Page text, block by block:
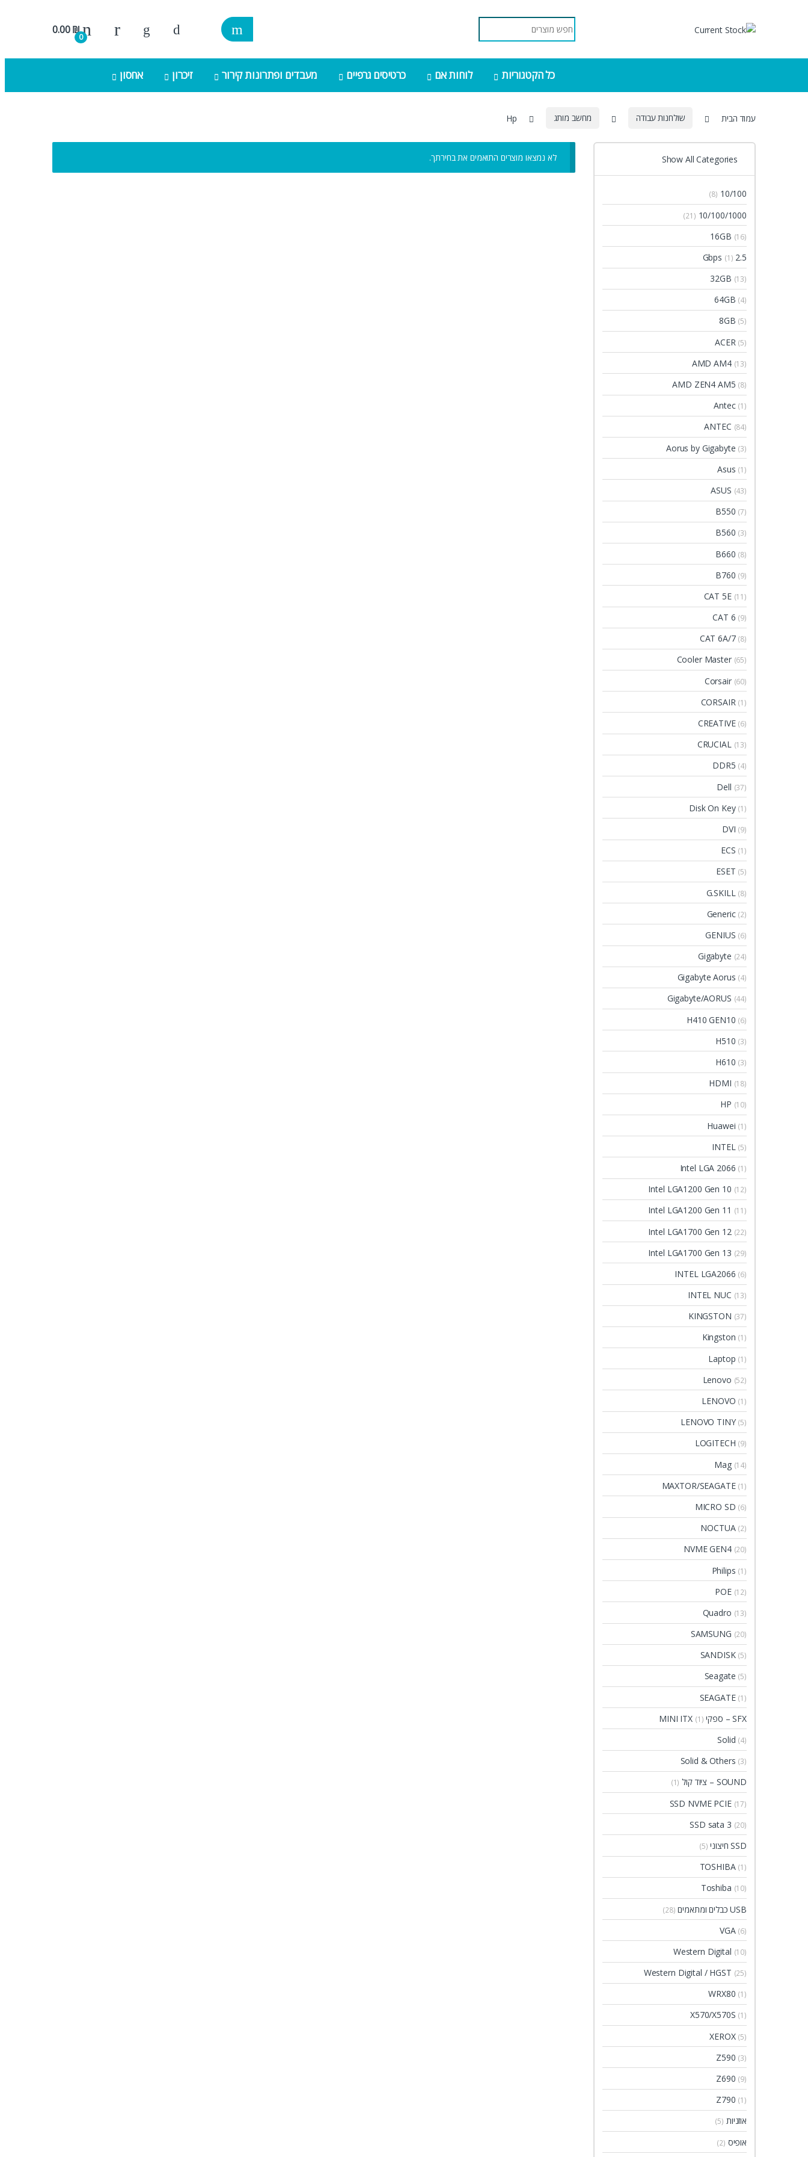
Search for:
0
0.00₪
כל הקטגוריות לוחות אם כרטיסים גרפיים מעבדים ופתרונות קירור זיכרון אחסון
עמוד הבית שולחנות עבודה מחשב מותג Hp
לא נמצאו מוצרים התואמים את בחירתך. Show All Categories
10/100
(8)
10/100/1000
(21)
16GB (16)
2.5 Gbps
(1)
32GB (13)
64GB (4)
8GB (5)
ACER (5)
AMD AM4 (13)
AMD ZEN4 AM5 (8)
Antec (1)
ANTEC (84)
Aorus by Gigabyte (3)
Asus (1)
ASUS (43)
B550 (7)
B560 (3)
B660 (8)
B760 (9)
CAT 5E (11)
CAT 6 (9)
CAT 6A/7 (8)
Cooler Master (65)
Corsair (60)
CORSAIR (1)
CREATIVE (6)
CRUCIAL (13)
DDR5 (4)
Dell (37)
Disk On Key (1)
DVI (9)
ECS (1)
ESET (5)
G.SKILL (8)
Generic (2)
GENIUS (6)
Gigabyte (24)
Gigabyte Aorus (4)
Gigabyte/AORUS (44)
H410 GEN10 (6)
H510 (3)
H610 (3)
HDMI (18)
HP (10)
Huawei (1)
INTEL (5)
Intel LGA 2066 (1)
Intel LGA1200 Gen 10 (12)
Intel LGA1200 Gen 11 (11)
Intel LGA1700 Gen 12 (22)
Intel LGA1700 Gen 13 (29)
INTEL LGA2066 (6)
INTEL NUC (13)
KINGSTON (37)
Kingston (1)
Laptop (1)
Lenovo (52)
LENOVO (1)
LENOVO TINY (5)
LOGITECH (9)
Mag (14)
MAXTOR/SEAGATE (1)
MICRO SD (6)
NOCTUA (2)
NVME GEN4 (20)
Philips (1)
POE (12)
Quadro (13)
SAMSUNG (20)
SANDISK (5)
Seagate (5)
SEAGATE (1)
SFX – ספקי MINI ITX (1)
Solid (4)
Solid & Others (3)
SOUND – ציוד קול (1)
SSD NVME PCIE (17)
SSD sata 3 (20)
SSD חיצוני (5)
TOSHIBA (1)
Toshiba (10)
USB כבלים ומתאמים (28)
VGA (6)
Western Digital (10)
Western Digital / HGST (25)
WRX80 (1)
X570/X570S (1)
XEROX (5)
Z590 (3)
Z690 (9)
Z790 (1)
אוזניות (5)
אופיס (2)